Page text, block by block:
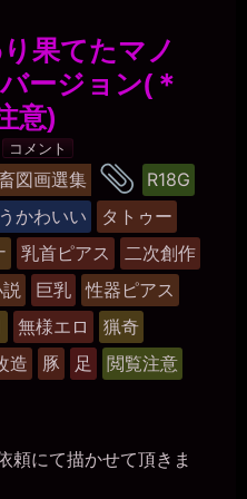
果てたマノ
ージョン(＊
意)
最
小
コメント
図画選集
タ
グ
R18G
かわいい
タトゥー
乳首ピアス
二次創作
巨乳
性器ピアス
無様エロ
猟奇
造 豚 足
閲覧注意
頼にて描かせて頂きま